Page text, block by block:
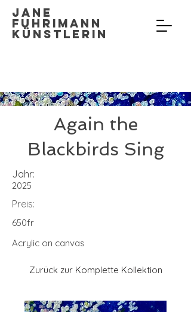
Jane
Fuhrimann
Künstlerin
Again the
Blackbirds Sing
Jahr:
2025
Preis:
650fr
Acrylic on canvas
Zurück zur Komplette Kollektion